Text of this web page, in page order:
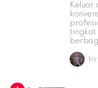
Keluar
tingkat
by